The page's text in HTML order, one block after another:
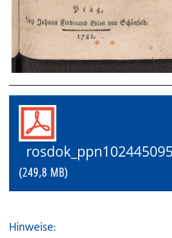
(249,8 MB)
Hinweise: